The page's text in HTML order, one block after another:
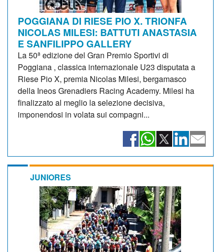
POGGIANA DI RIESE PIO X. TRIONFA
NICOLAS MILESI: BATTUTI ANASTASIA
E SANFILIPPO GALLERY
La 50ª edizione del Gran Premio Sportivi di
Poggiana , classica internazionale U23 disputata a
Riese Pio X, premia Nicolas Milesi, bergamasco
della Ineos Grenadiers Racing Academy. Milesi ha
finalizzato al meglio la selezione decisiva,
imponendosi in volata sui compagni...
JUNIORES